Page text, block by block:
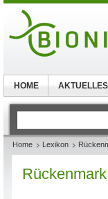
Home Lexikon
Rückenmark
HOME AKTUELLES